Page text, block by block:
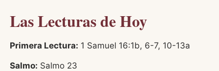
Las Lecturas de Hoy
Primera Lectura: 1 Samuel 16:1b, 6-7, 10-13a
Salmo: Salmo 23